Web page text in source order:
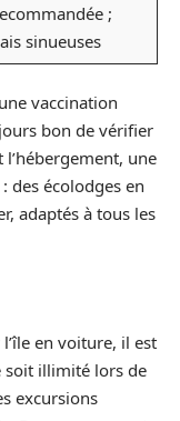
;
sinueuses
vaccination
bon de vérifier
l’hébergement, une
des écolodges en
adaptés à tous les
en voiture, il est
soit illimité lors de
excursions